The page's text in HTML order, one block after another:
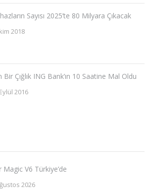
Sayısı 2025’te 80 Milyara Çıkacak
2018
Bir Çığlık ING Bank’ın 10 Saatine Mal Oldu
2016
Magic V6 Türkiye’de
2026